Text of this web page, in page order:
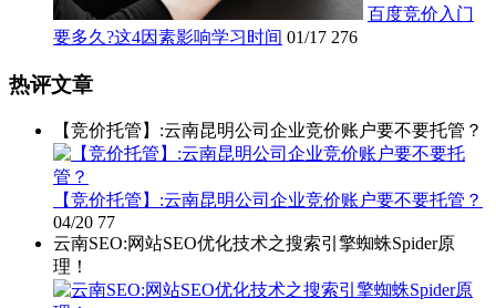
百度竞价入门
要多久?这4因素影响学习时间 01/17 276
热评文章
【竞价托管】:云南昆明公司企业竞价账户要不要托管？
【竞价托管】:云南昆明公司企业竞价账户要不要托管？
04/20 77
云南SEO:网站SEO优化技术之搜索引擎蜘蛛Spider原
理！